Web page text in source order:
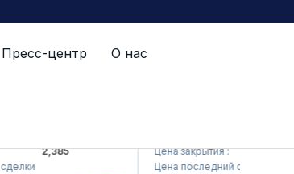
Пресс-центр О нас
2,385
Цена закрытия :
1,208
Цена последний сделки